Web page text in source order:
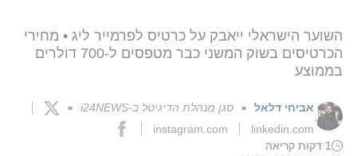
השוער הישראלי ייאבק על כרטיס לפרמייר ליג • מחירי
הכרטיסים בשוק המשני כבר מטפסים ל-700 דולרים
בממוצע
אביחי דלאל ■ סגן מנהלת הדיגיטל ב-i24NEWS ■
linkedin.com
instagram.com
1 דקות קריאה